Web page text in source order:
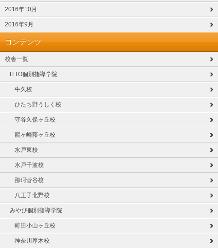
2016年10月
2016年9月
コンテンツ
校舎一覧
ITTO個別指導学院
牛久校
ひたち野うしく校
守谷久保ヶ丘校
龍ヶ崎藤ヶ丘校
水戸東校
水戸千波校
那珂菅谷校
八王子北野校
みやび個別指導学院
町田小山ヶ丘校
神奈川厚木校